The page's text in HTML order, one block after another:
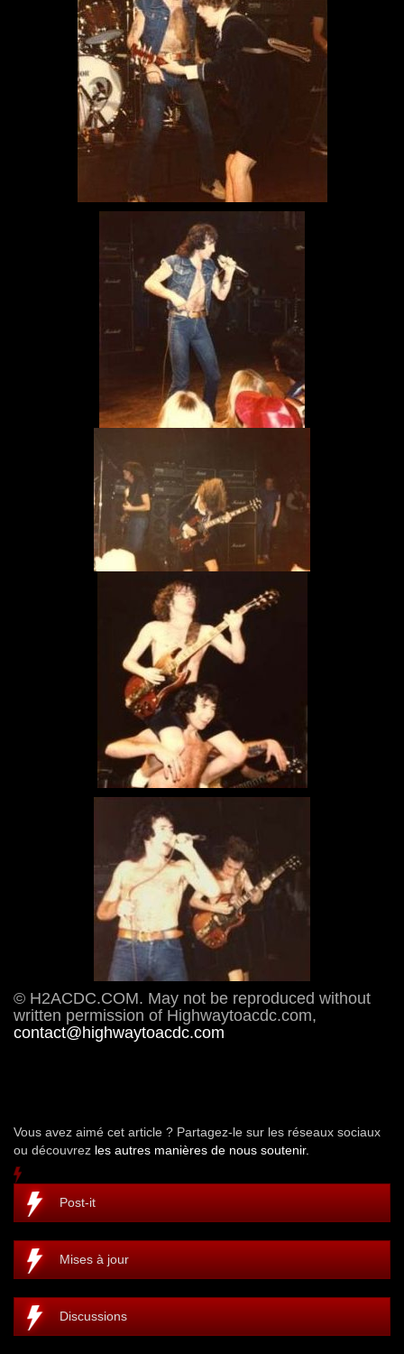
© H2ACDC.COM. May not be reproduced without
written permission of Highwaytoacdc.com,
contact@highwaytoacdc.com
Vous avez aimé cet article ? Partagez-le sur les réseaux sociaux
ou découvrez les autres manières de nous soutenir.
Post-it
Mises à jour
Discussions